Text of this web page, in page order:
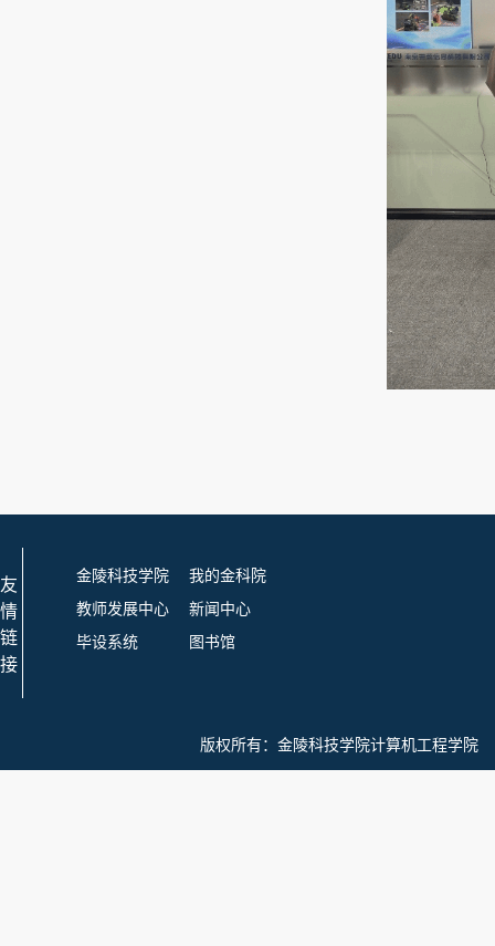
友
情
链
接
金陵科技学院
我的金科院
教师发展中心
新闻中心
毕设系统
图书馆
版权所有： 金陵科技学院计算机工程学院